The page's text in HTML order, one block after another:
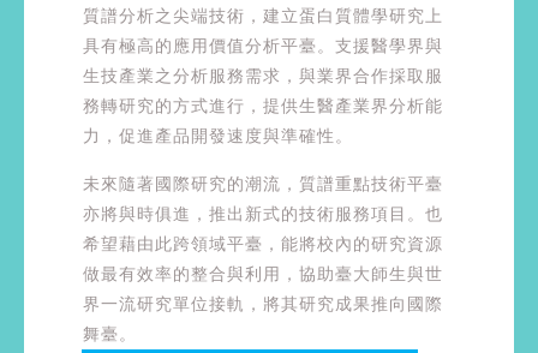
質譜分析之尖端技術，建立蛋白質體學研究上
具有極高的應用價值分析平臺。支援醫學界與
生技產業之分析服務需求，與業界合作採取服
務轉研究的方式進行，提供生醫產業界分析能
力，促進產品開發速度與準確性。
未來隨著國際研究的潮流，質譜重點技術平臺
亦將與時俱進，推出新式的技術服務項目。也
希望藉由此跨領域平臺，能將校內的研究資源
做最有效率的整合與利用，協助臺大師生與世
界一流研究單位接軌，將其研究成果推向國際
舞臺。